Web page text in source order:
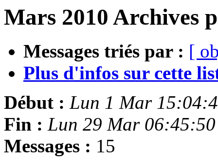
Mars 2010 Archives
Messages triés par : [
Plus d'infos sur cette
Début : Lun 1 Mar
Fin : Lun 29 Mar
Messages : 15